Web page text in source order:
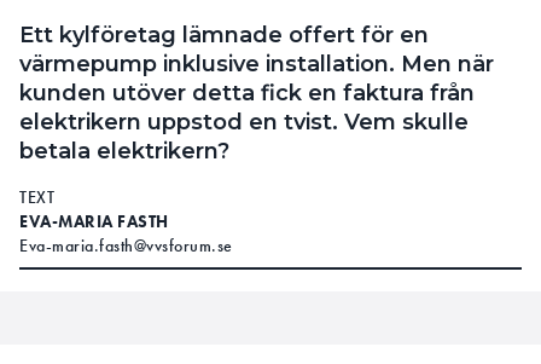
Ett kylföretag lämnade offert för en
värmepump inklusive installation. Men när
kunden utöver detta fick en faktura från
elektrikern uppstod en tvist. Vem skulle
betala elektrikern?
TEXT
EVA-MARIA FASTH
Eva-maria.fasth@vvsforum.se